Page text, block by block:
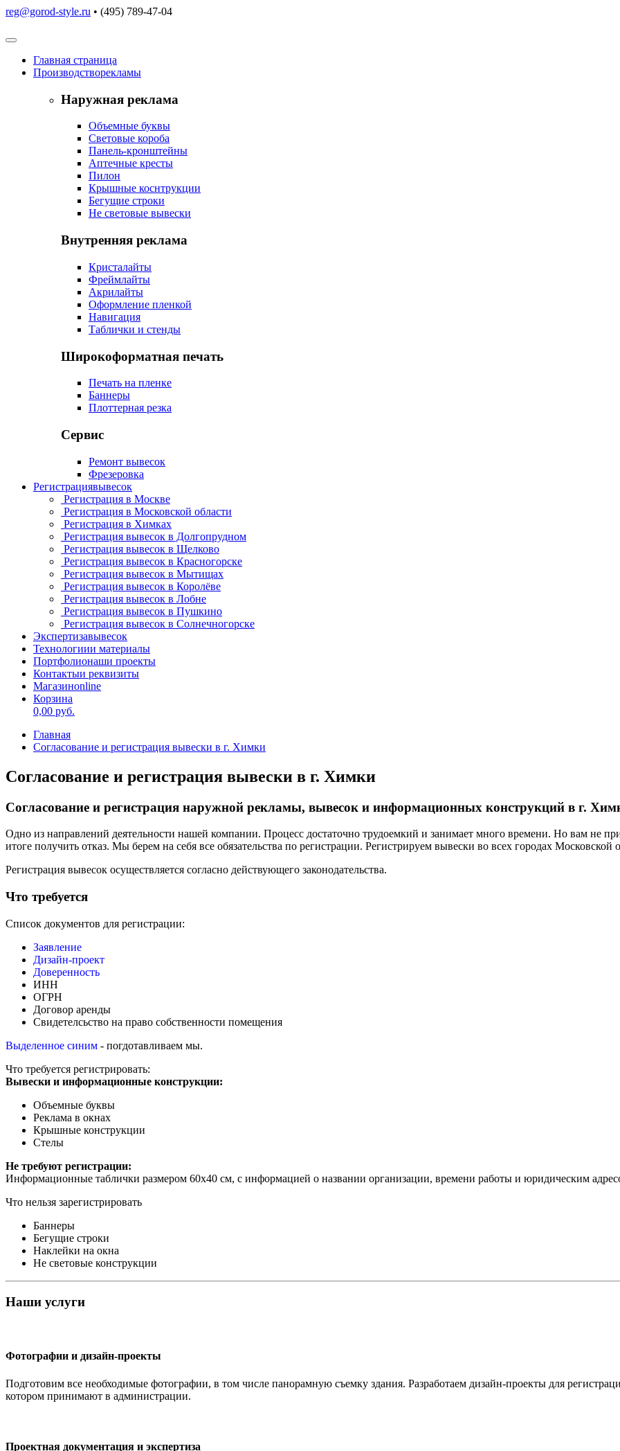
reg@gorod-style.ru • (495) 789-47-04
Главная страница
Производстворекламы
Наружная реклама
Объемные буквы
Световые короба
Панель-кронштейны
Аптечные кресты
Пилон
Крышные коснтрукции
Бегущие строки
Не световые вывески
Внутренняя реклама
Кристалайты
Фреймлайты
Акрилайты
Оформление пленкой
Навигация
Таблички и стенды
Широкоформатная печать
Печать на пленке
Баннеры
Плоттерная резка
Сервис
Ремонт вывесок
Фрезеровка
Регистрациявывесок
Регистрация в Москве
Регистрация в Московской области
Регистрация в Химках
Регистрация вывесок в Долгопрудном
Регистрация вывесок в Щелково
Регистрация вывесок в Красногорске
Регистрация вывесок в Мытищах
Регистрация вывесок в Королёве
Регистрация вывесок в Лобне
Регистрация вывесок в Пушкино
Регистрация вывесок в Солнечногорске
Экспертизавывесок
Технологиии материалы
Портфолионаши проекты
Контактыи реквизиты
Магазинonline
Корзина
0,00 руб.
Главная
Согласование и регистрация вывески в г. Химки
Согласование и регистрация вывески в г. Химки
Согласование и регистрация наружной рекламы, вывесок и информационных конструкций в г.
Одно из направлений деятельности нашей компании. Процесс достаточно трудоемкий и занимает много времени. Но вам не
итоге получить отказ. Мы берем на себя все обязательства по регистрации. Регистрируем вывески во всех городах Московской
Регистрация вывесок осуществляется согласно действующего законодательства.
Что требуется
Список документов для регистрации:
Заявление
Дизайн-проект
Доверенность
ИНН
ОГРН
Договор аренды
Свидетелсьство на право собственности помещения
Выделенное синим - погдотавливаем мы.
Что требуется регистрировать:
Вывески и информационные конструкции:
Объемные буквы
Реклама в окнах
Крышные конструкции
Стелы
Не требуют регистрации:
Информационные таблички размером 60х40 см, с информацией о названии организации, времени работы и юридическим
Что нельзя зарегистрировать
Баннеры
Бегущие строки
Наклейки на окна
Не световые конструкции
Наши услуги
Фотографии и дизайн-проекты
Подготовим все необходимые фотографии, в том числе панорамную съемку здания. Разработаем дизайн-проекты для
котором принимают в администрации.
Проектная документация и экспертиза